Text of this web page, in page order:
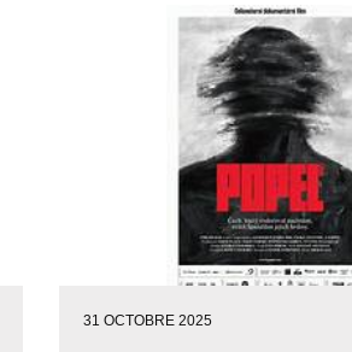
31 OCTOBRE 2025